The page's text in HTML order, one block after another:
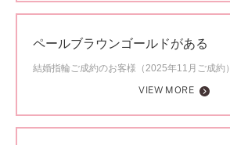
ペールブラウンゴールドがある
結婚指輪ご成約のお客様（2025年11月ご成約）
VIEW MORE